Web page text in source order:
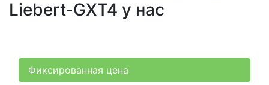
Liebert-GXT4 у нас
Фиксированная цена